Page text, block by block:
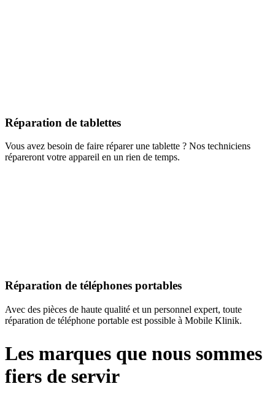
Réparation de tablettes
Vous avez besoin de faire réparer une tablette ? Nos techniciens
répareront votre appareil en un rien de temps.
Réparation de téléphones portables
Avec des pièces de haute qualité et un personnel expert, toute
réparation de téléphone portable est possible à Mobile Klinik.
Les marques que nous sommes
fiers de servir